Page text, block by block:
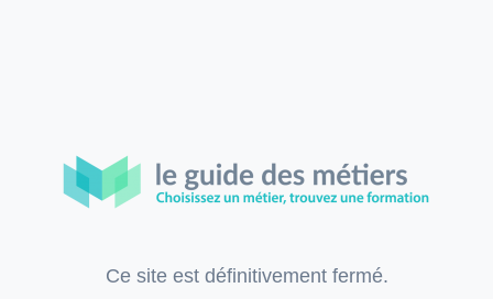
Ce site est définitivement fermé.